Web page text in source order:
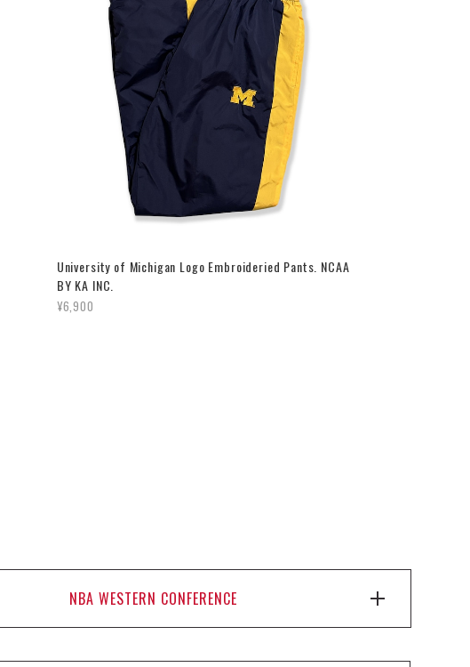
University of Michigan Logo Embroideried Pants. NCAA
BY KA INC.
¥6,900
NBA WESTERN CONFERENCE